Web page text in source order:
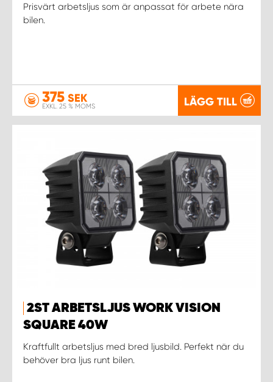
Prisvärt arbetsljus som är anpassat för arbete nära
bilen.
375 SEK
EXKL. 25 % MOMS LÄGG TILL
2ST ARBETSLJUS WORK VISION
SQUARE 40W
Kraftfullt arbetsljus med bred ljusbild. Perfekt när du
behöver bra ljus runt bilen.